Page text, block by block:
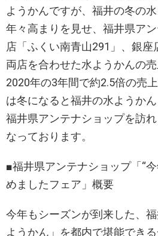
ようかんですが、福井の冬の
年々高まりを見せ、福井県ア
店「ふくい南青山291」、銀座
両店を合わせた水ようかんの
2020年の3年間で約2.5倍の売
は冬になると福井の水ようか
福井県アンテナショップを訪
なっております。
■福井県アンテナショップ「“
めましたフェア」概要
今年もシーズンが到来した、
ようかん」を都内で堪能でき